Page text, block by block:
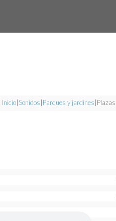
Inicio Sonidos Parques y jardines Plazas